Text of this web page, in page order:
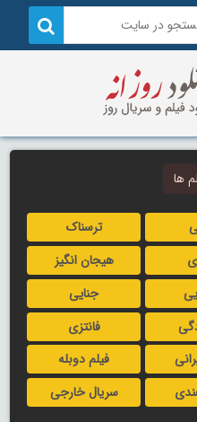
ها
ترسناک
هیجان انگیز
جنایی
فانتزی
فیلم دوبله
سریال خارجی